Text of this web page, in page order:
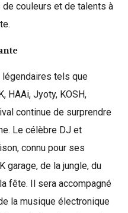
couleurs et de talents à
légendaires tels que
HAAi, Jyoty, KOSH,
continue de surprendre
Le célèbre DJ et
connu pour ses
garage, de la jungle, du
fête. Il sera accompagné
la musique électronique